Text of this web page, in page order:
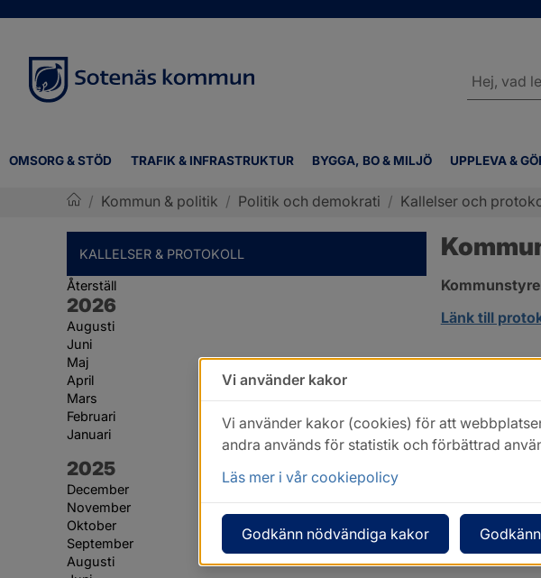
OMSORG & STÖD TRAFIK & INFRASTRUKTUR BYGGA, BO & MILJÖ UPPLEVA &
/ Kommun & politik / Politik och demokrati / Kallelser och
KALLELSER & PROTOKOLL
Återställ
År:
2026
Augusti
Juni
Maj
April
Mars
Februari
Januari
År:
2025
December
November
Oktober
September
Augusti
Länk till
Vi använder kakor
Vi använder kakor (cookies) för att
andra används för statistik och förbättrad
Läs mer i vår cookiepolicy
Godkänn nödvändiga kakor